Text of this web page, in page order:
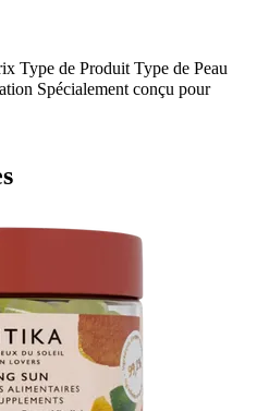
Type de Produit Type de Peau
Spécialement conçu pour